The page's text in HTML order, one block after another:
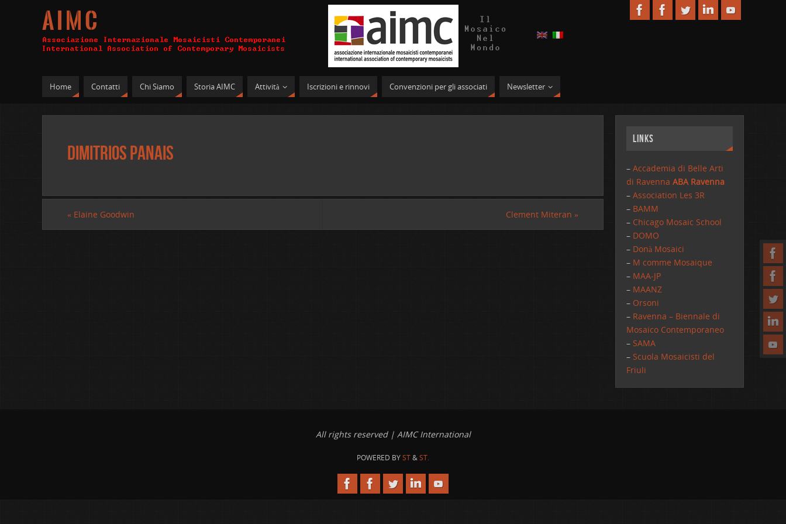
A I M C
Home Contatti Chi Siamo Storia AIMC Attività Iscrizioni e rinnovi Convenzioni per gli associati Newsletter
Dimitrios Panais
« Elaine Goodwin Clement Miteran »
Links
– Accademia di Belle Arti
di RavennaABA Ravenna
–Association Les 3R
– BAMM
– Chicago Mosaic School
– DOMO
– Donà Mosaici
– M comme Mosaique
– MAA-JP
– MAANZ
– Orsoni
– Ravenna – Biennale di
Mosaico Contemporaneo
– SAMA
– Scuola Mosaicisti del
Friuli
All rights reserved | AIMC International
POWERED BYST&ST.